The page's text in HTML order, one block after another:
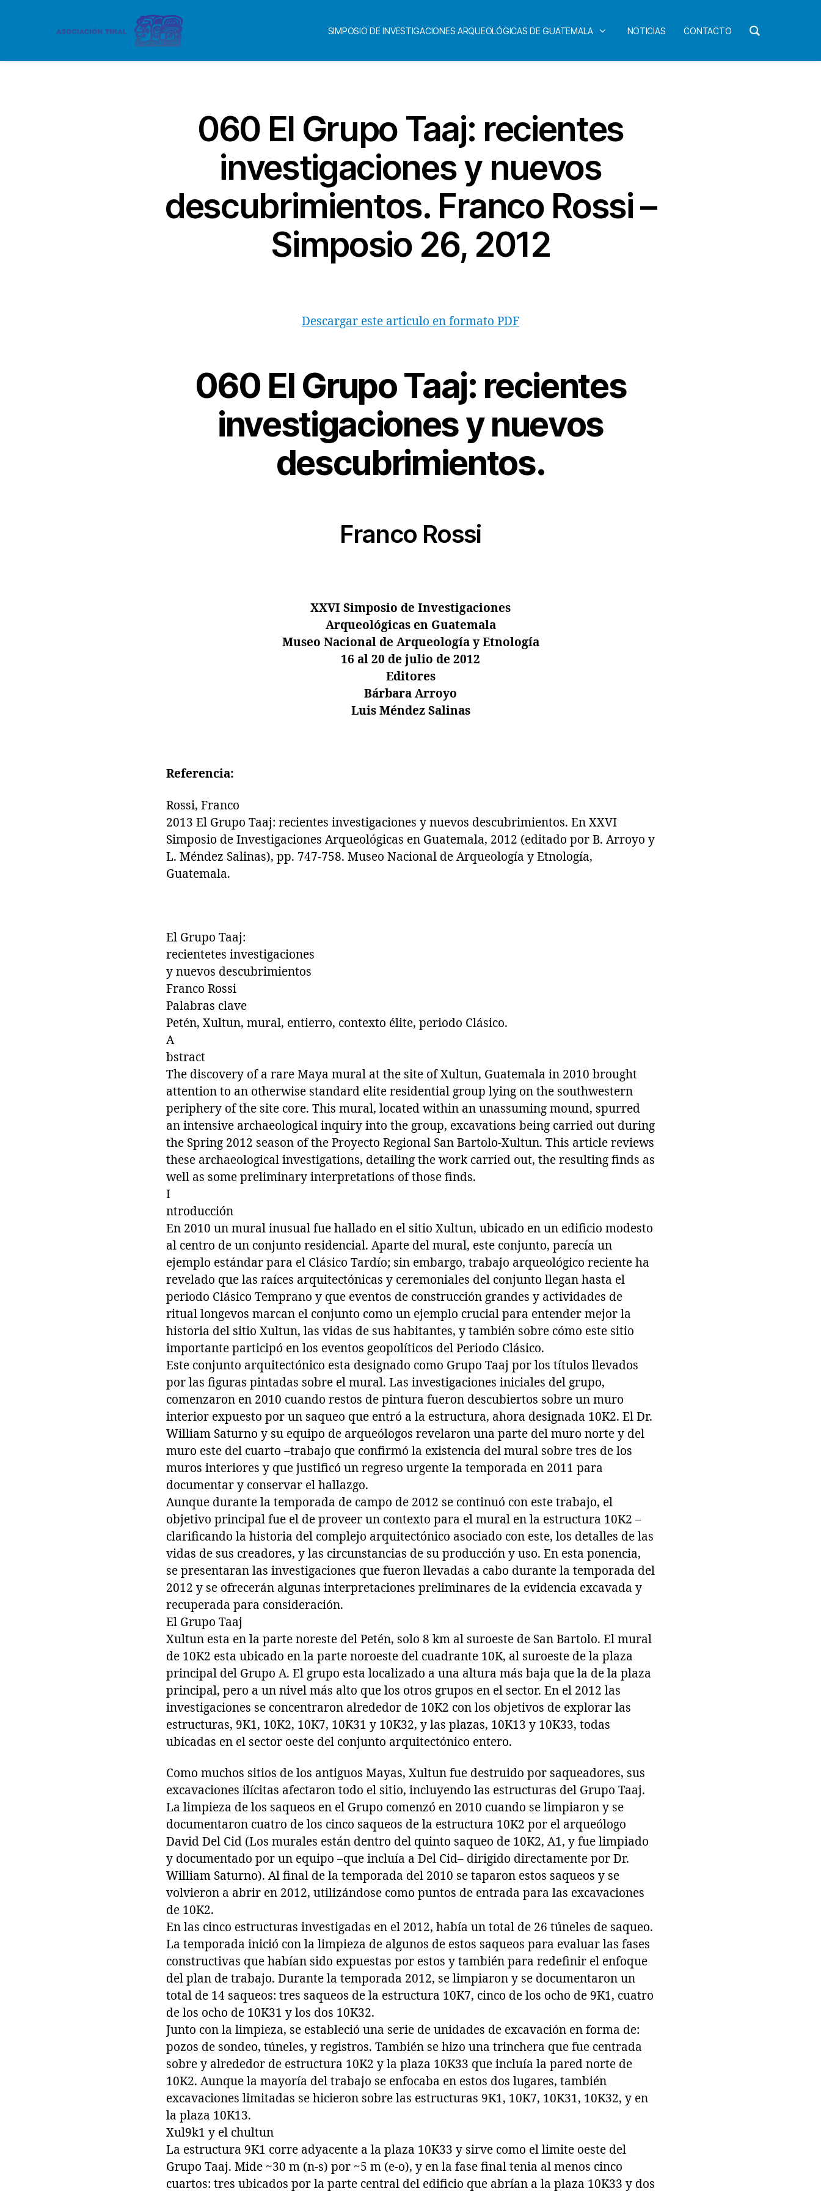
SIMPOSIO DE INVESTIGACIONES ARQUEOLÓGICAS DE GUATEMALA NOTICIAS CONTACTO
060 El Grupo Taaj: recientes
investigaciones y nuevos
descubrimientos. Franco Rossi –
Simposio 26, 2012
Descargar este articulo en formato PDF
060 El Grupo Taaj: recientes
investigaciones y nuevos
descubrimientos.
Franco Rossi
XXVI Simposio de Investigaciones
Arqueológicas en Guatemala
Museo Nacional de Arqueología y Etnología
16 al 20 de julio de 2012
Editores
Bárbara Arroyo
Luis Méndez Salinas
Referencia:
Rossi, Franco
2013 El Grupo Taaj: recientes investigaciones y nuevos descubrimientos. En XXVI
Simposio de Investigaciones Arqueológicas en Guatemala, 2012 (editado por B. Arroyo y
L. Méndez Salinas), pp. 747-758. Museo Nacional de Arqueología y Etnología,
Guatemala.
El Grupo Taaj:
recientetes investigaciones
y nuevos descubrimientos
Franco Rossi
Palabras clave
Petén, Xultun, mural, entierro, contexto élite, periodo Clásico.
A
bstract
The discovery of a rare Maya mural at the site of Xultun, Guatemala in 2010 brought
attention to an otherwise standard elite residential group lying on the southwestern
periphery of the site core. This mural, located within an unassuming mound, spurred
an intensive archaeological inquiry into the group, excavations being carried out during
the Spring 2012 season of the Proyecto Regional San Bartolo-Xultun. This article reviews
these archaeological investigations, detailing the work carried out, the resulting finds as
well as some preliminary interpretations of those finds.
I
ntroducción
En 2010 un mural inusual fue hallado en el sitio Xultun, ubicado en un edificio modesto
al centro de un conjunto residencial. Aparte del mural, este conjunto, parecía un
ejemplo estándar para el Clásico Tardío; sin embargo, trabajo arqueológico reciente ha
revelado que las raíces arquitectónicas y ceremoniales del conjunto llegan hasta el
periodo Clásico Temprano y que eventos de construcción grandes y actividades de
ritual longevos marcan el conjunto como un ejemplo crucial para entender mejor la
historia del sitio Xultun, las vidas de sus habitantes, y también sobre cómo este sitio
importante participó en los eventos geopolíticos del Periodo Clásico.
Este conjunto arquitectónico esta designado como Grupo Taaj por los títulos llevados
por las figuras pintadas sobre el mural. Las investigaciones iniciales del grupo,
comenzaron en 2010 cuando restos de pintura fueron descubiertos sobre un muro
interior expuesto por un saqueo que entró a la estructura, ahora designada 10K2. El Dr.
William Saturno y su equipo de arqueólogos revelaron una parte del muro norte y del
muro este del cuarto –trabajo que confirmó la existencia del mural sobre tres de los
muros interiores y que justificó un regreso urgente la temporada en 2011 para
documentar y conservar el hallazgo.
Aunque durante la temporada de campo de 2012 se continuó con este trabajo, el
objetivo principal fue el de proveer un contexto para el mural en la estructura 10K2 –
clarificando la historia del complejo arquitectónico asociado con este, los detalles de las
vidas de sus creadores, y las circunstancias de su producción y uso. En esta ponencia,
se presentaran las investigaciones que fueron llevadas a cabo durante la temporada del
2012 y se ofrecerán algunas interpretaciones preliminares de la evidencia excavada y
recuperada para consideración.
El Grupo Taaj
Xultun esta en la parte noreste del Petén, solo 8 km al suroeste de San Bartolo. El mural
de 10K2 esta ubicado en la parte noroeste del cuadrante 10K, al suroeste de la plaza
principal del Grupo A. El grupo esta localizado a una altura más baja que la de la plaza
principal, pero a un nivel más alto que los otros grupos en el sector. En el 2012 las
investigaciones se concentraron alrededor de 10K2 con los objetivos de explorar las
estructuras, 9K1, 10K2, 10K7, 10K31 y 10K32, y las plazas, 10K13 y 10K33, todas
ubicadas en el sector oeste del conjunto arquitectónico entero.
Como muchos sitios de los antiguos Mayas, Xultun fue destruido por saqueadores, sus
excavaciones ilícitas afectaron todo el sitio, incluyendo las estructuras del Grupo Taaj.
La limpieza de los saqueos en el Grupo comenzó en 2010 cuando se limpiaron y se
documentaron cuatro de los cinco saqueos de la estructura 10K2 por el arqueólogo
David Del Cid (Los murales están dentro del quinto saqueo de 10K2, A1, y fue limpiado
y documentado por un equipo –que incluía a Del Cid– dirigido directamente por Dr.
William Saturno). Al final de la temporada del 2010 se taparon estos saqueos y se
volvieron a abrir en 2012, utilizándose como puntos de entrada para las excavaciones
de 10K2.
En las cinco estructuras investigadas en el 2012, había un total de 26 túneles de saqueo.
La temporada inició con la limpieza de algunos de estos saqueos para evaluar las fases
constructivas que habían sido expuestas por estos y también para redefinir el enfoque
del plan de trabajo. Durante la temporada 2012, se limpiaron y se documentaron un
total de 14 saqueos: tres saqueos de la estructura 10K7, cinco de los ocho de 9K1, cuatro
de los ocho de 10K31 y los dos 10K32.
Junto con la limpieza, se estableció una serie de unidades de excavación en forma de:
pozos de sondeo, túneles, y registros. También se hizo una trinchera que fue centrada
sobre y alrededor de estructura 10K2 y la plaza 10K33 que incluía la pared norte de
10K2. Aunque la mayoría del trabajo se enfocaba en estos dos lugares, también
excavaciones limitadas se hicieron sobre las estructuras 9K1, 10K7, 10K31, 10K32, y en
la plaza 10K13.
Xul9k1 y el chultun
La estructura 9K1 corre adyacente a la plaza 10K33 y sirve como el limite oeste del
Grupo Taaj. Mide ~30 m (n-s) por ~5 m (e-o), y en la fase final tenia al menos cinco
cuartos: tres ubicados por la parte central del edificio que abrían a la plaza 10K33 y dos